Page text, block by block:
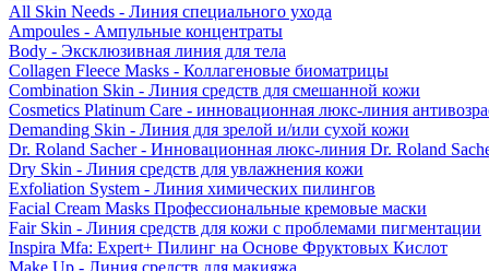
All Skin Needs - Линия специального ухода
Ampoules - Ампульные концентраты
Body - Эксклюзивная линия для тела
Collagen Fleece Masks - Коллагеновые биоматрицы
Combination Skin - Линия средств для смешанной кожи
Cosmetics Platinum Care - инновационная люкс-линия
Demanding Skin - Линия для зрелой и/или сухой кожи
Dr. Roland Sacher - Инновационная люкс-линия Dr. Roland
Dry Skin - Линия средств для увлажнения кожи
Exfoliation System - Линия химических пилингов
Facial Cream Masks Профессиональные кремовые маски
Fair Skin - Линия средств для кожи с проблемами пигментации
Inspira Mfa: Expert+ Пилинг на Основе Фруктовых Кислот
Make Up - Линия средств для макияжа